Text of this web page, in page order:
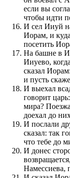
если вы
чтобы идти
И сел Ииуй
Иорам, и
посетить
На башне в
Ииуево,
сказал
и пусть
И выехал
говорит
мира?
доехал до
И послали
сказал: так
что тебе до
И донес
Намессиева,